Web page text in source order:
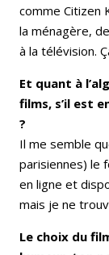
comme Citizen
la ménagère,
à la télévision.
Et quant à
films, s’il est
?
Il me semble
parisiennes) le
en ligne et
mais je ne
Le choix du